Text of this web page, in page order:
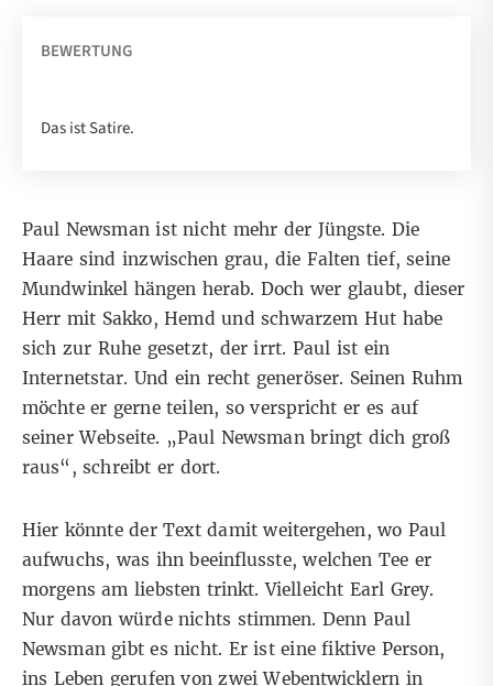
BEWERTUNG
Das ist Satire.
Paul Newsman ist nicht mehr der Jüngste. Die
Haare sind inzwischen grau, die Falten tief, seine
Mundwinkel hängen herab. Doch wer glaubt, dieser
Herr mit Sakko, Hemd und schwarzem Hut habe
sich zur Ruhe gesetzt, der irrt. Paul ist ein
Internetstar. Und ein recht generöser. Seinen Ruhm
möchte er gerne teilen, so verspricht er es auf
seiner Webseite. „Paul Newsman bringt dich groß
raus“, schreibt er dort.
Hier könnte der Text damit weitergehen, wo Paul
aufwuchs, was ihn beeinflusste, welchen Tee er
morgens am liebsten trinkt. Vielleicht Earl Grey.
Nur davon würde nichts stimmen. Denn Paul
Newsman gibt es nicht. Er ist eine fiktive Person,
ins Leben gerufen von zwei Webentwicklern in